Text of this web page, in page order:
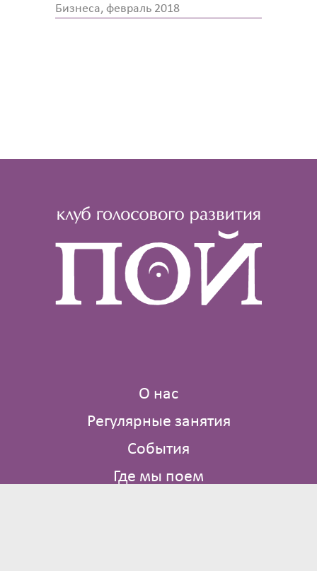
Бизнеса, февраль 2018
О нас
Регулярные занятия
События
Где мы поем